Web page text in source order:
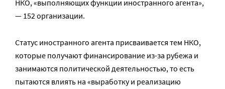
НКО,«выполняющих функции иностранного агента»,
— 152 организации.
Статус иностранного агента присваивается тем НКО,
которые получают финансирование из-за рубежа и
занимаются политической деятельностью, то есть
пытаются влиять на «выработку и реализацию